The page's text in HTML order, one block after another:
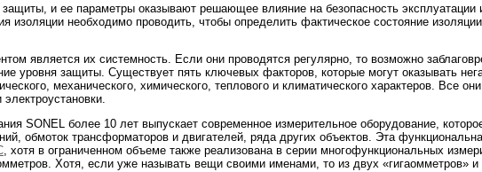
и ее параметры оказывают решающее влияние на безопасность эксплуатации
изоляции необходимо проводить, чтобы определить фактическое состояние
является их системность. Если они проводятся регулярно, то возможно
уровня защиты. Существует пять ключевых факторов, которые могут оказывать
механического, химического, теплового и климатического характеров. Все
SONEL более 10 лет выпускает современное измерительное оборудование,
обмоток трансформаторов и двигателей, ряда других объектов. Эта
, хотя в ограниченном объеме также реализована в серии многофункциональных
Хотя, если уже называть вещи своими именами, то из двух «гигаомметров» и